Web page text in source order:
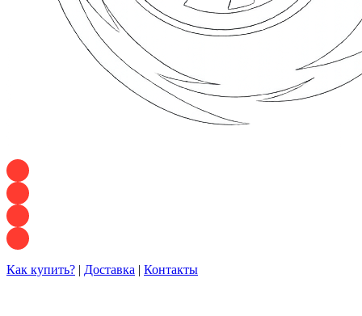
Как купить? | Доставка | Контакты